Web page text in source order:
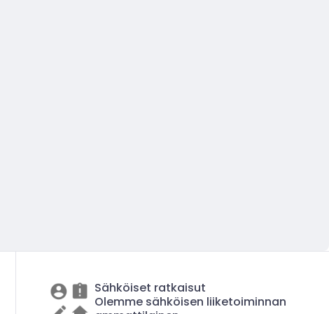
Sähköiset ratkaisut
Olemme sähköisen liiketoiminnan